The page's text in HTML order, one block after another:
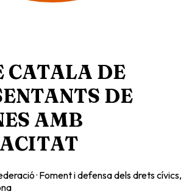
CATALA DE
DE
AMB
· Foment i defensa dels drets cívics,